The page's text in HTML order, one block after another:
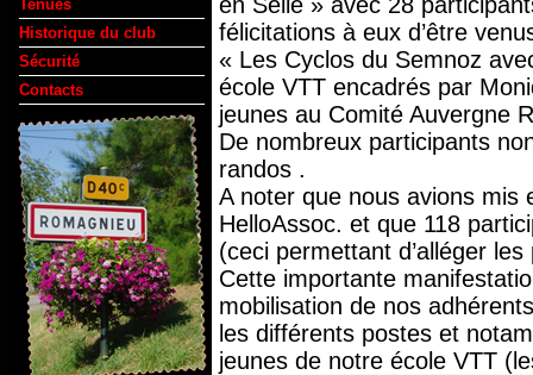
Tenues
Historique du club
Sécurité
Contacts
félicitations à eux d’être
« Les Cyclos du Semnoz
école VTT encadrés par
jeunes au Comité Auvergne
De nombreux participants
randos .
A noter que nous avions mis
HelloAssoc. et que 118
(ceci permettant d’alléger
Cette importante
mobilisation de nos
les différents postes et
jeunes de notre école VTT